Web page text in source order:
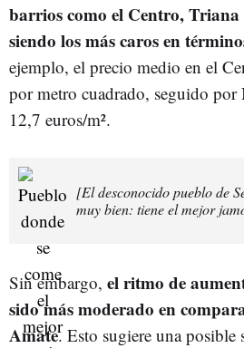
barrios como el Centro,
siendo los más caros en
ejemplo, el precio medio en el
por metro cuadrado, seguido
12,7 euros/m².
[El desconocido pueblo de
muy bien: tiene el mejor
Sin embargo, el ritmo de
sido más moderado en
Amate. Esto sugiere una posible